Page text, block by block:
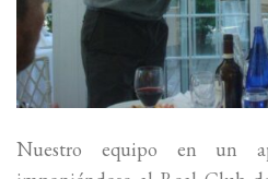
Nuestro equipo en un